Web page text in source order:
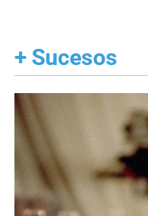
+ Sucesos